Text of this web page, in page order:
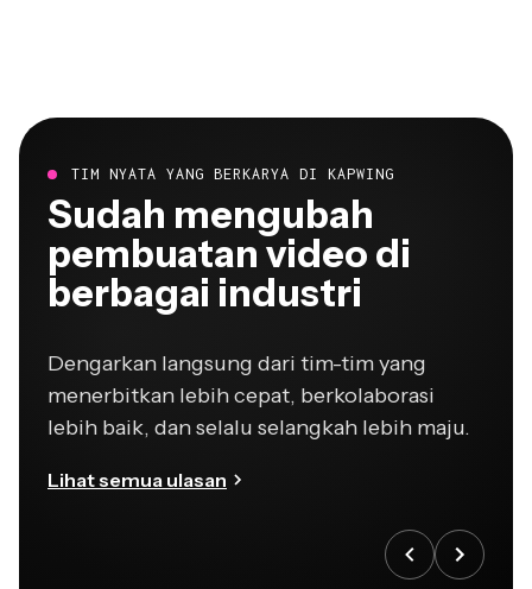
TIM NYATA YANG BERKARYA DI KAPWING
Sudah mengubah
pembuatan video di
berbagai industri
Dengarkan langsung dari tim-tim yang
menerbitkan lebih cepat, berkolaborasi
lebih baik, dan selalu selangkah lebih maju.
Lihat semua ulasan